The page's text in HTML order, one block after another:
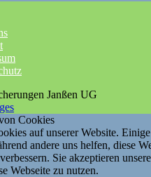
Janßen UG
Cookies
auf unserer Website.
andere uns helfen, diese
Sie akzeptieren
Webseite zu nutzen.